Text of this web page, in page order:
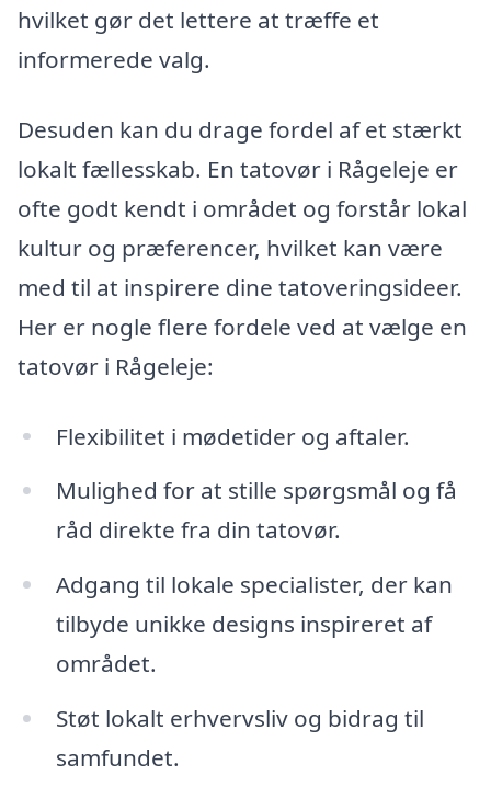
hvilket gør det lettere at træffe et
informerede valg.
Desuden kan du drage fordel af et stærkt
lokalt fællesskab. En tatovør i Rågeleje er
ofte godt kendt i området og forstår lokal
kultur og præferencer, hvilket kan være
med til at inspirere dine tatoveringsideer.
Her er nogle flere fordele ved at vælge en
tatovør i Rågeleje:
Flexibilitet i mødetider og aftaler.
Mulighed for at stille spørgsmål og få
råd direkte fra din tatovør.
Adgang til lokale specialister, der kan
tilbyde unikke designs inspireret af
området.
Støt lokalt erhvervsliv og bidrag til
samfundet.